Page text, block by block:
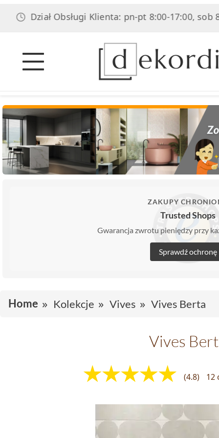
Obsługi Klienta: pn-pt 8:00-17:00, sob 8:00-
ZAKUPY
Trusted Shops
Gwarancja zwrotu pieniędzy przy
Sprawdź ochronę
Home Kolekcje Vives Vives Berta
Vives
(4.8) 12